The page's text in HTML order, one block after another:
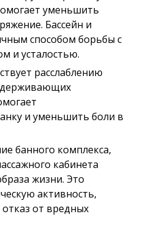
уменьшить
Бассейн и
способом борьбы с
и усталостью.
расслаблению
и уменьшить боли в
банного комплекса,
кабинета
жизни. Это
активность,
от вредных